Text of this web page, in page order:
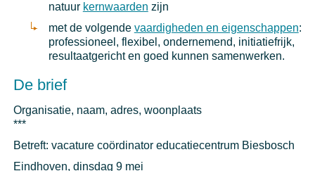
natuur kernwaarden zijn
met de volgende vaardigheden en eigenschappen:
professioneel, flexibel, ondernemend, initiatiefrijk,
resultaatgericht en goed kunnen samenwerken.
De brief
Organisatie, naam, adres, woonplaats
***
Betreft: vacature coördinator educatiecentrum Biesbosch
Eindhoven, dinsdag 9 mei